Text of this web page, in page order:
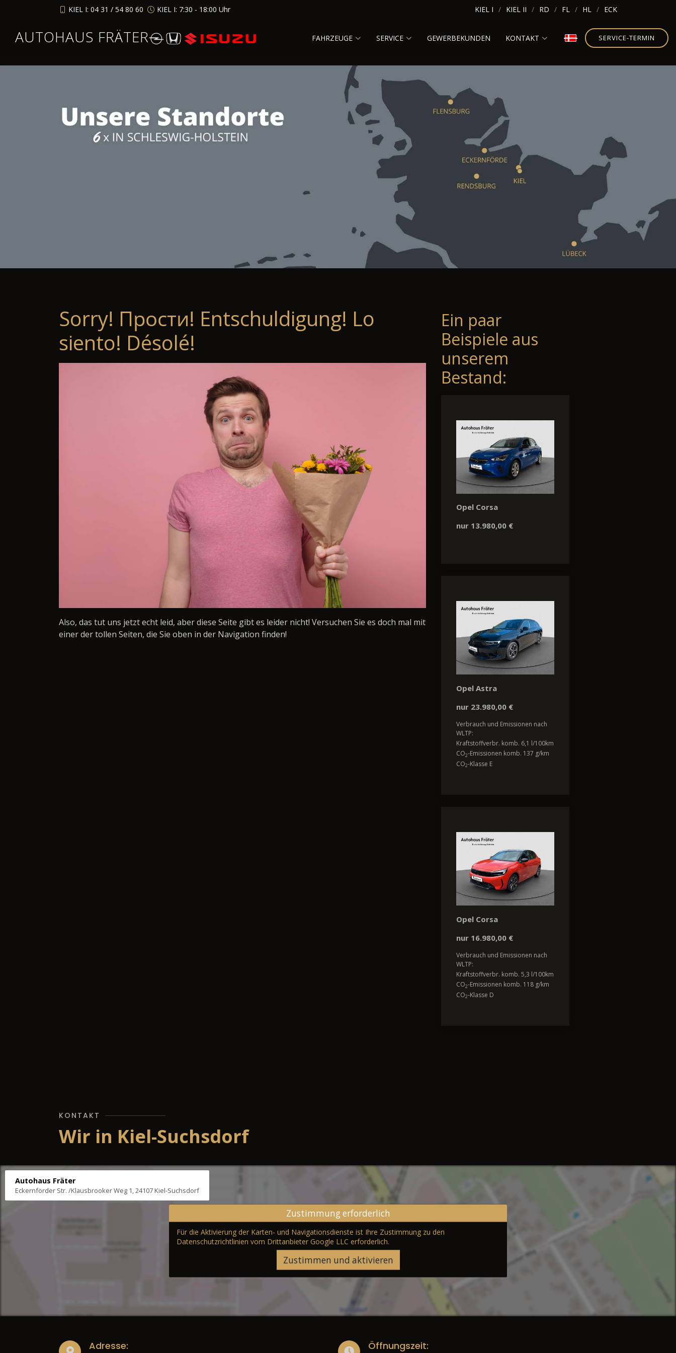
KIEL I: 04 31 / 54 80 60 KIEL I: 7:30 - 18:00 Uhr KIEL I KIEL II RD FL HL ECK
AUTOHAUS FRÄTER FAHRZEUGE SERVICE GEWERBEKUNDEN KONTAKT SERVICE-TERMIN
Sorry! Прости! Entschuldigung! Lo
siento! Désolé!
Also, das tut uns jetzt echt leid, aber diese Seite gibt es leider nicht! Versuchen Sie es doch mal mit
einer der tollen Seiten, die Sie oben in der Navigation finden!
Ein paar
Beispiele aus
unserem
Bestand:
Opel Corsa
nur 13.980,00 €
Opel Astra
nur 23.980,00 €
Verbrauch und Emissionen nach
WLTP:
Kraftstoffverbr. komb. 6,1 l/100km
CO2-Emissionen komb. 137 g/km
CO2-Klasse E
Opel Corsa
nur 16.980,00 €
Verbrauch und Emissionen nach
WLTP:
Kraftstoffverbr. komb. 5,3 l/100km
CO2-Emissionen komb. 118 g/km
CO2-Klasse D
KONTAKT
Wir in Kiel-Suchsdorf
Autohaus Fräter
Eckernförder Str. /Klausbrooker Weg 1, 24107 Kiel-Suchsdorf
Zustimmung erforderlich
Für die Aktivierung der Karten- und Navigationsdienste ist Ihre Zustimmung zu den
Datenschutzrichtlinien vom Drittanbieter Google LLC erforderlich.
Zustimmen und aktivieren
Adresse: Öffnungszeit: